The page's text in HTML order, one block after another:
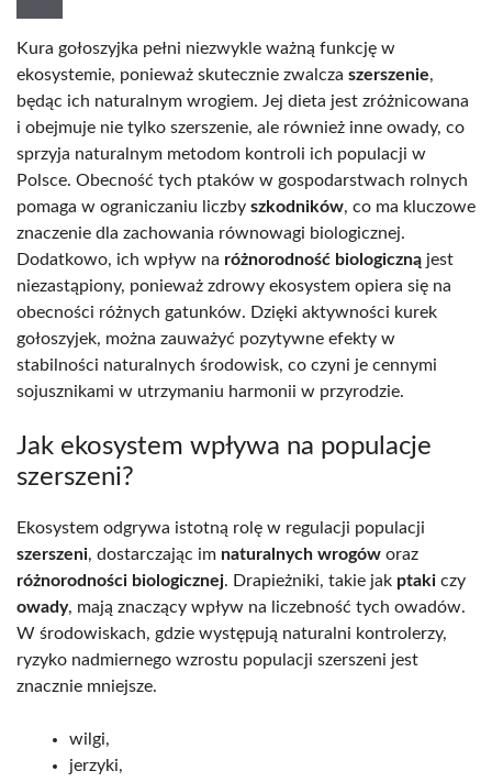
Kura gołoszyjka pełni niezwykle ważną funkcję w
ekosystemie, ponieważ skutecznie zwalcza szerszenie,
będąc ich naturalnym wrogiem. Jej dieta jest zróżnicowana
i obejmuje nie tylko szerszenie, ale również inne owady, co
sprzyja naturalnym metodom kontroli ich populacji w
Polsce. Obecność tych ptaków w gospodarstwach rolnych
pomaga w ograniczaniu liczby szkodników, co ma kluczowe
znaczenie dla zachowania równowagi biologicznej.
Dodatkowo, ich wpływ na różnorodność biologiczną jest
niezastąpiony, ponieważ zdrowy ekosystem opiera się na
obecności różnych gatunków. Dzięki aktywności kurek
gołoszyjek, można zauważyć pozytywne efekty w
stabilności naturalnych środowisk, co czyni je cennymi
sojusznikami w utrzymaniu harmonii w przyrodzie.
Jak ekosystem wpływa na populacje
szerszeni?
Ekosystem odgrywa istotną rolę w regulacji populacji
szerszeni, dostarczając im naturalnych wrogów oraz
różnorodności biologicznej. Drapieżniki, takie jak ptaki czy
owady, mają znaczący wpływ na liczebność tych owadów.
W środowiskach, gdzie występują naturalni kontrolerzy,
ryzyko nadmiernego wzrostu populacji szerszeni jest
znacznie mniejsze.
wilgi,
jerzyki,